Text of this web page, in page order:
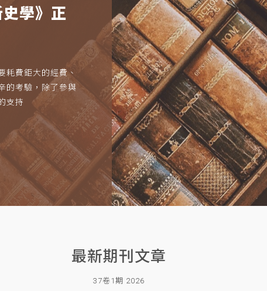
學》正
耗費鉅大的經費、
的考驗，除了參與
支持
最新期刊文章
37卷1期 2026